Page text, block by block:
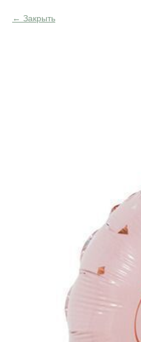
Закрыть